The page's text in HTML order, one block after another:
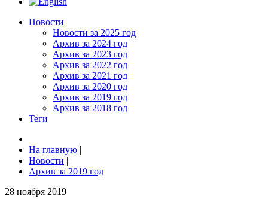
Новости
Новости за 2025 год
Архив за 2024 год
Архив за 2023 год
Архив за 2022 год
Архив за 2021 год
Архив за 2020 год
Архив за 2019 год
Архив за 2018 год
Теги
На главную |
Новости |
Архив за 2019 год
28 ноября 2019